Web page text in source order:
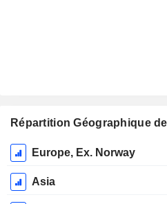
Répartition Géographique
Période
Fiscale:
Décembre
Europe, Ex. Norway
Asia